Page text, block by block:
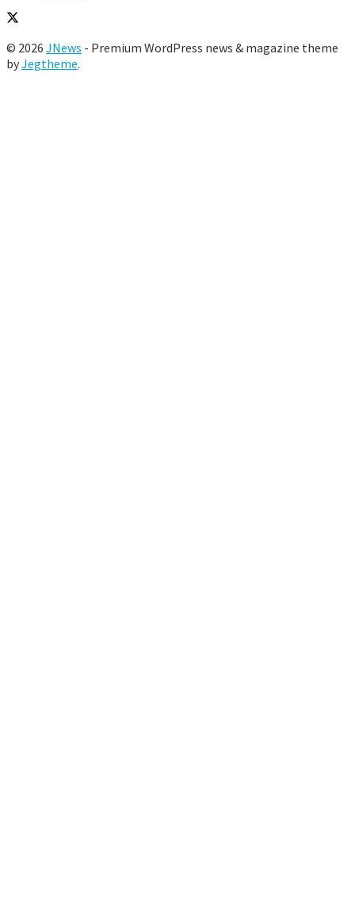
© 2026 JNews - Premium WordPress news & magazine theme
byJegtheme.